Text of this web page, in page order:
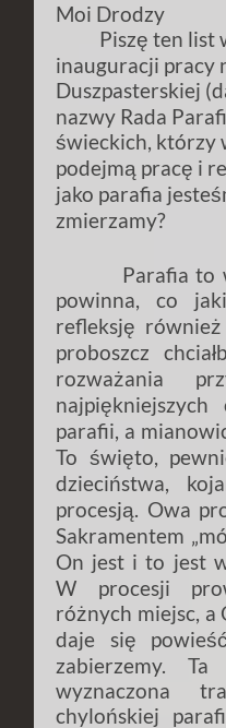
Moi Drodzy
Piszę ten list
inauguracji pracy
Duszpasterskiej
nazwy Rada
świeckich, którzy
podejmą pracę i
jako parafia
zmierzamy?
Parafia to
powinna, co
refleksję
proboszcz
rozważania
parafii, a
To święto,
dzieciństwa,
procesją. Owa
Sakramentem
On jest i to jest
W procesji
różnych miejsc, a
daje się
zabierzemy.
wyznaczona
chylońskiej